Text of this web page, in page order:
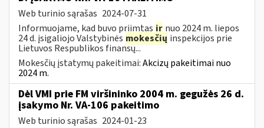
Web turinio sąrašas 2024-07-31
Informuojame, kad buvo priimtas ir nuo 2024 m. liepos
24 d. įsigaliojo Valstybinės mokesčių inspekcijos prie
Lietuvos Respublikos finansų...
Mokesčių įstatymų pakeitimai:Akcizų pakeitimai nuo
2024 m.
Dėl VMI prie FM viršininko 2004 m. gegužės 26 d.
įsakymo Nr. VA-106 pakeitimo
Web turinio sąrašas 2024-01-23